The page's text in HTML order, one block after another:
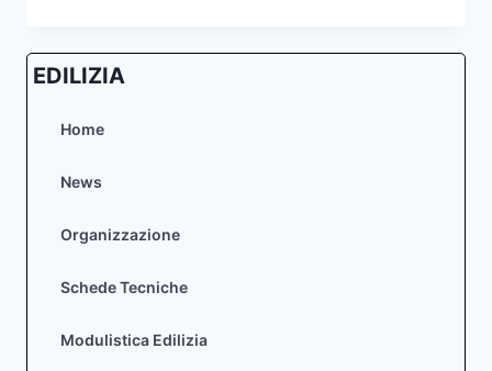
EDILIZIA
Home
News
Organizzazione
Schede Tecniche
Modulistica Edilizia